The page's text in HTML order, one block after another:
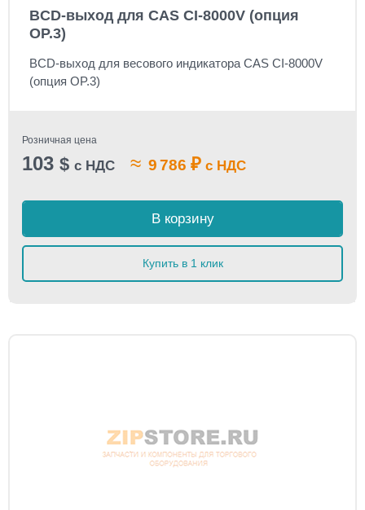
BCD-выход для CAS CI-8000V (опция
OP.3)
BCD-выход для весового индикатора CAS CI-8000V
(опция OP.3)
Розничная цена
103 $ с НДС ≈ 9 786 ₽ с НДС
В корзину
Купить в 1 клик